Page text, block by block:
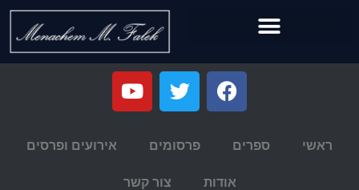
ראשי ספרים פרסומים אירועים ופרסים
אודות צור קשר